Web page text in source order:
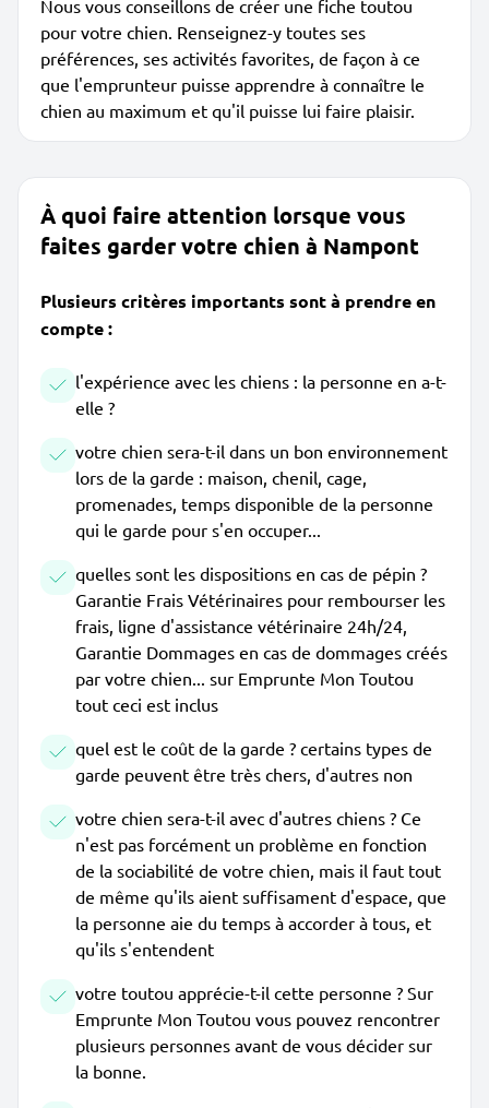
Nous vous conseillons de créer une fiche toutou
pour votre chien. Renseignez-y toutes ses
préférences, ses activités favorites, de façon à ce
que l'emprunteur puisse apprendre à connaître le
chien au maximum et qu'il puisse lui faire plaisir.
À quoi faire attention lorsque vous
faites garder votre chien à Nampont
Plusieurs critères importants sont à prendre en
compte :
l'expérience avec les chiens : la personne en a-t-
elle ?
votre chien sera-t-il dans un bon environnement
lors de la garde : maison, chenil, cage,
promenades, temps disponible de la personne
qui le garde pour s'en occuper...
quelles sont les dispositions en cas de pépin ?
Garantie Frais Vétérinaires pour rembourser les
frais, ligne d'assistance vétérinaire 24h/24,
Garantie Dommages en cas de dommages créés
par votre chien... sur Emprunte Mon Toutou
tout ceci est inclus
quel est le coût de la garde ? certains types de
garde peuvent être très chers, d'autres non
votre chien sera-t-il avec d'autres chiens ? Ce
n'est pas forcément un problème en fonction
de la sociabilité de votre chien, mais il faut tout
de même qu'ils aient suffisament d'espace, que
la personne aie du temps à accorder à tous, et
qu'ils s'entendent
votre toutou apprécie-t-il cette personne ? Sur
Emprunte Mon Toutou vous pouvez rencontrer
plusieurs personnes avant de vous décider sur
la bonne.